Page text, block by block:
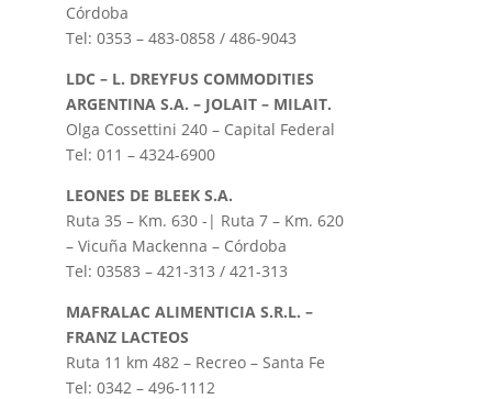
Córdoba
Tel: 0353 – 483-0858 / 486-9043
LDC – L. DREYFUS COMMODITIES
ARGENTINA S.A. – JOLAIT – MILAIT.
Olga Cossettini 240 – Capital Federal
Tel: 011 – 4324-6900
LEONES DE BLEEK S.A.
Ruta 35 – Km. 630 -| Ruta 7 – Km. 620
– Vicuña Mackenna – Córdoba
Tel: 03583 – 421-313 / 421-313
MAFRALAC ALIMENTICIA S.R.L. –
FRANZ LACTEOS
Ruta 11 km 482 – Recreo – Santa Fe
Tel: 0342 – 496-1112